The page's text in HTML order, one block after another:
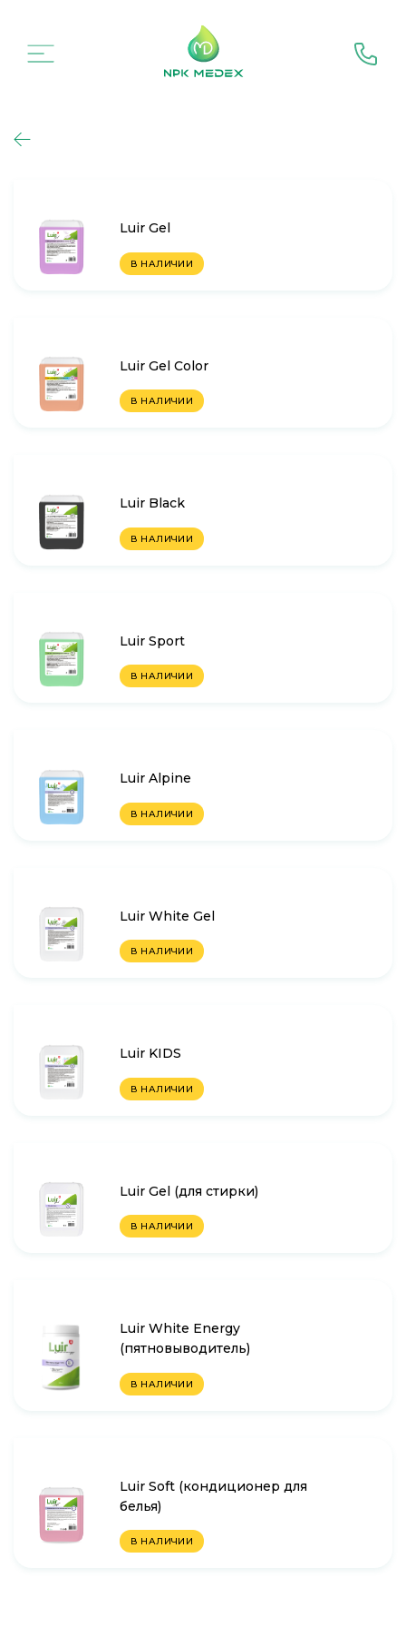
Luir Gel
В НАЛИЧИИ
Luir Gel Color
В НАЛИЧИИ
Luir Black
В НАЛИЧИИ
Luir Sport
В НАЛИЧИИ
Luir Alpine
В НАЛИЧИИ
Luir White Gel
В НАЛИЧИИ
Luir KIDS
В НАЛИЧИИ
Luir Gel (для стирки)
В НАЛИЧИИ
Luir White Energy
(пятновыводитель)
В НАЛИЧИИ
Luir Soft (кондиционер для
белья)
В НАЛИЧИИ